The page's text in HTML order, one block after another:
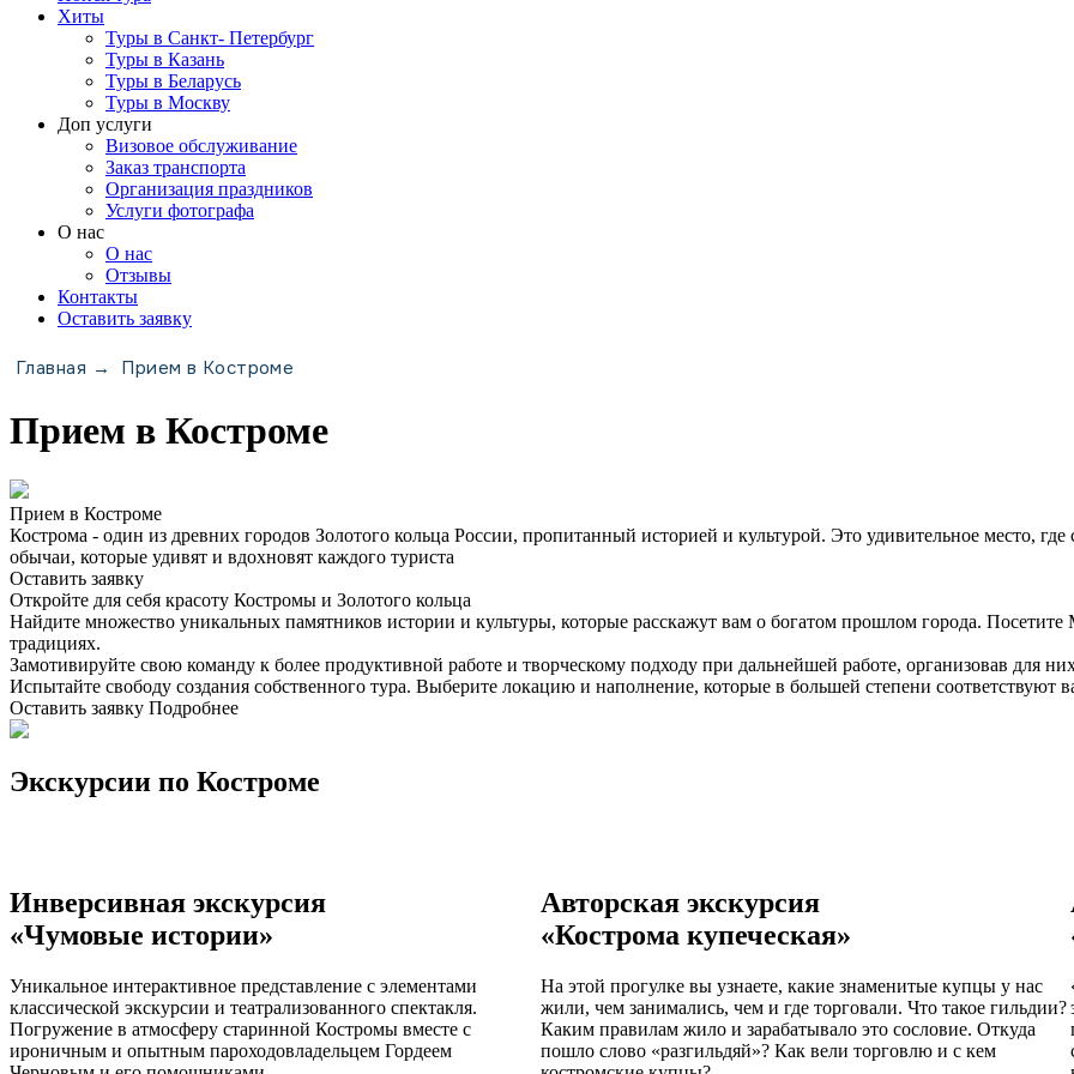
Хиты
Туры в Санкт- Петербург
Туры в Казань
Туры в Беларусь
Туры в Москву
Доп услуги
Визовое обслуживание
Заказ транспорта
Организация праздников
Услуги фотографа
О нас
О нас
Отзывы
Контакты
Оставить заявку
Главная → Прием в Костроме
Прием в Костроме
Прием в Костроме
Кострома - один из древних городов Золотого кольца России, пропитанный историей и культурой. Это удивительное место,
обычаи, которые удивят и вдохновят каждого туриста
Оставить заявку
Откройте для себя красоту Костромы и Золотого кольца
Найдите множество уникальных памятников истории и культуры, которые расскажут вам о богатом прошлом города. Посетите
традициях.
Замотивируйте свою команду к более продуктивной работе и творческому подходу при дальнейшей работе, организовав для
Испытайте свободу создания собственного тура. Выберите локацию и наполнение, которые в большей степени соответствуют
Оставить заявку Подробнее
Экскурсии по Костроме
Инверсивная экскурсия
«Чумовые истории»
Уникальное интерактивное представление с элементами
классической экскурсии и театрализованного спектакля.
Погружение в атмосферу старинной Костромы вместе с
ироничным и опытным пароходовладельцем Гордеем
Авторская экскурсия
«Кострома купеческая»
На этой прогулке вы узнаете, какие знаменитые купцы у нас
жили, чем занимались, чем и где торговали. Что такое гильдии?
Каким правилам жило и зарабатывало это сословие. Откуда
пошло слово «разгильдяй»? Как вели торговлю и с кем